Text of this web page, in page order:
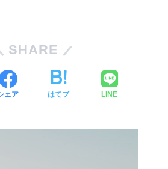
SHARE
ェア はてブ LINE